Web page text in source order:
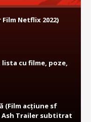
Netflix 2022)
lista cu filme, poze,
(Film acțiune sf
Ash Trailer subtitrat